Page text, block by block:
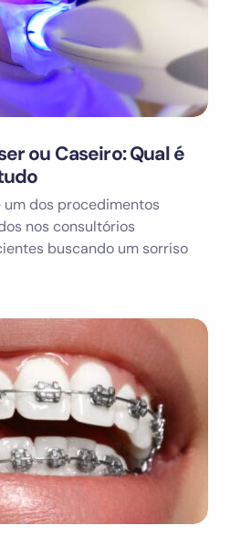
ou Caseiro: Qual é
dos procedimentos
nos consultórios
buscando um sorriso